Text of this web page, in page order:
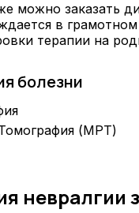
можно заказать
в
терапии на
болезни
(МРТ)
невралгии